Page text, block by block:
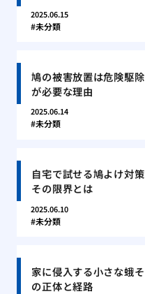
2025.06.15
未分類
鳩の被害放置は危険駆除
が必要な理由
2025.06.14
未分類
自宅で試せる鳩よけ対策
その限界とは
2025.06.10
未分類
家に侵入する小さな蛾そ
の正体と経路